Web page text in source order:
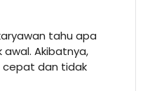
tahu apa
awal. Akibatnya,
cepat dan tidak